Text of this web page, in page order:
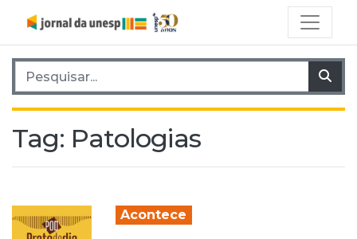
Pesquisar por:
Tag: Patologias
Acontece